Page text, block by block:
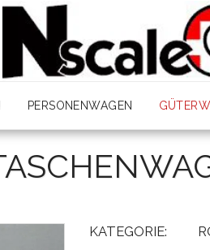
PERSONENWAGEN
KATEGORIE: